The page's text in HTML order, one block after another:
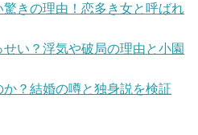
きの理由！恋多き女と呼ばれ
い？浮気や破局の理由と小園
？結婚の噂と独身説を検証